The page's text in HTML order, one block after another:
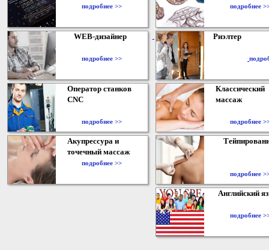
подробнее >> подробнее
WEB-дизайнер
подробнее >>
Риэлтер
Оператор станков
CNC
подробнее >>
Классический
массаж
подробнее
Акупрессура и
точечный массаж
подробнее >>
подробнее
Английский
подробнее